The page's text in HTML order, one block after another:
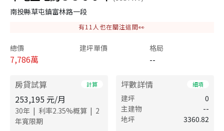
南投縣草屯鎮富林路一段
有11 人也在關注這間👀
總價
7,786萬
建坪單價 格局
--
房貸試算 計算
253,195 元/月
30年 | 利率2.35%概算 | 2
年寬限期
坪數詳情 細項
建坪
0
主建物
--
地坪
3360.82